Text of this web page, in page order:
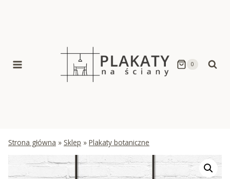
0
Strona główna » Sklep » Plakaty botaniczne